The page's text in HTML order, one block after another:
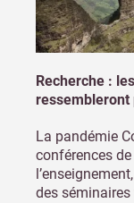
Recherche :
ressembleront
La pandémie
conférences
des